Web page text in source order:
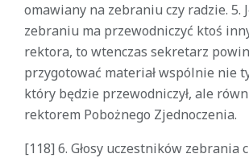
omawiany na zebraniu czy radzie. 5.
zebraniu ma przewodniczyć ktoś
rektora, to wtenczas sekretarz
przygotować materiał wspólnie nie
który będzie przewodniczył, ale
rektorem Pobożnego Zjednoczenia.
[118] 6. Głosy uczestników zebrania